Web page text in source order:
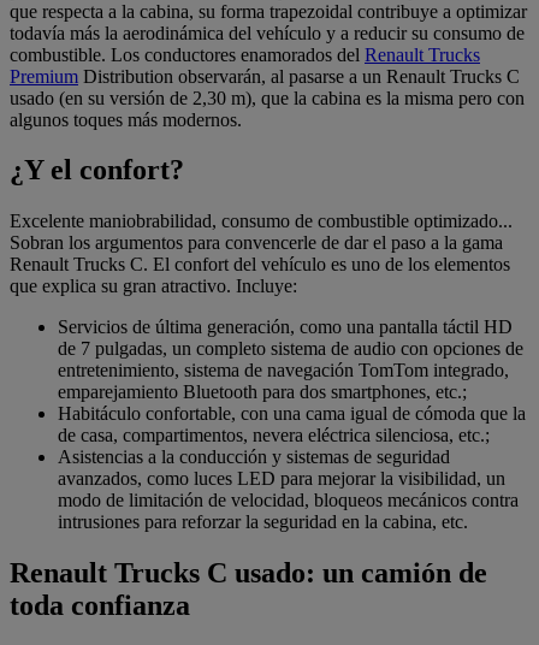
que respecta a la cabina, su forma trapezoidal contribuye a optimizar
todavía más la aerodinámica del vehículo y a reducir su consumo de
combustible. Los conductores enamorados del Renault Trucks
Premium Distribution observarán, al pasarse a un Renault Trucks C
usado (en su versión de 2,30 m), que la cabina es la misma pero con
algunos toques más modernos.
¿Y el confort?
Excelente maniobrabilidad, consumo de combustible optimizado...
Sobran los argumentos para convencerle de dar el paso a la gama
Renault Trucks C. El confort del vehículo es uno de los elementos
que explica su gran atractivo. Incluye:
Servicios de última generación, como una pantalla táctil HD
de 7 pulgadas, un completo sistema de audio con opciones de
entretenimiento, sistema de navegación TomTom integrado,
emparejamiento Bluetooth para dos smartphones, etc.;
Habitáculo confortable, con una cama igual de cómoda que la
de casa, compartimentos, nevera eléctrica silenciosa, etc.;
Asistencias a la conducción y sistemas de seguridad
avanzados, como luces LED para mejorar la visibilidad, un
modo de limitación de velocidad, bloqueos mecánicos contra
intrusiones para reforzar la seguridad en la cabina, etc.
Renault Trucks C usado: un camión de
toda confianza